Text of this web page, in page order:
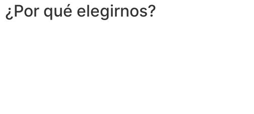
¿Por qué elegirnos?